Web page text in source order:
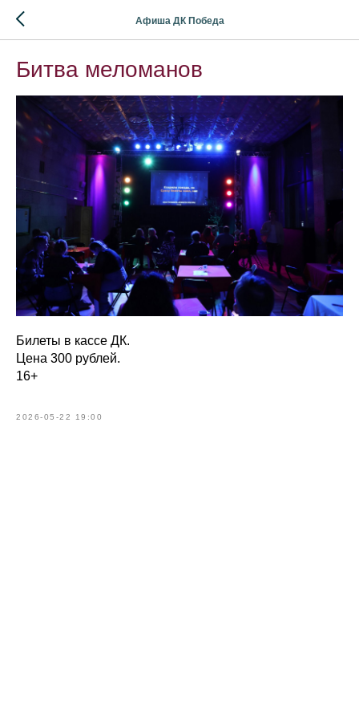
Афиша ДК Победа
Битва меломанов
Билеты в кассе ДК.
Цена 300 рублей.
16+
2026-05-22 19:00